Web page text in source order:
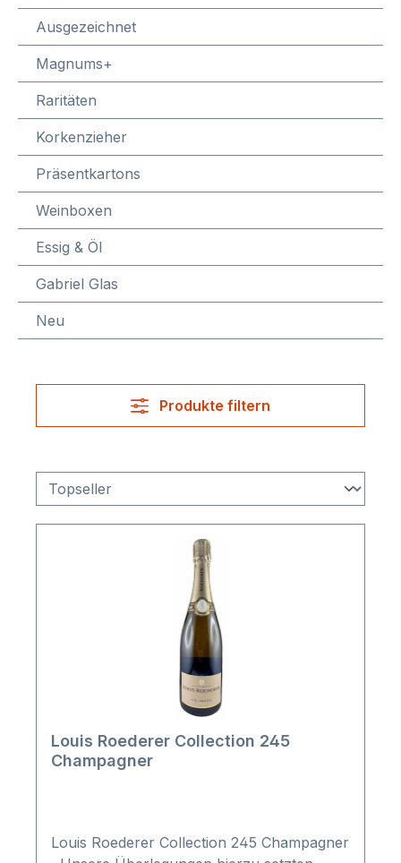
Ausgezeichnet
Magnums+
Raritäten
Korkenzieher
Präsentkartons
Weinboxen
Essig & Öl
Gabriel Glas
Neu
Produkte filtern
Louis Roederer Collection 245
Champagner
Louis Roederer Collection 245 Champagner